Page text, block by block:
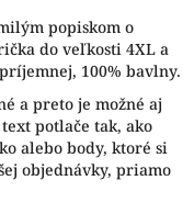
popiskom o
do veľkosti 4XL a
100% bavlny.
a preto je možné aj
potlače tak, ako
alebo body, ktoré si
objednávky, priamo